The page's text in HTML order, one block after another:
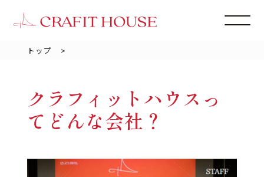
トップ >
クラフィットハウスっ
てどんな会社？